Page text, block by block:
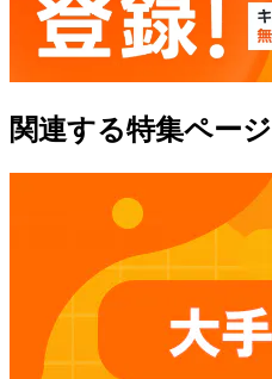
関連する特集ページ